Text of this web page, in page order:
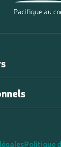
Politique